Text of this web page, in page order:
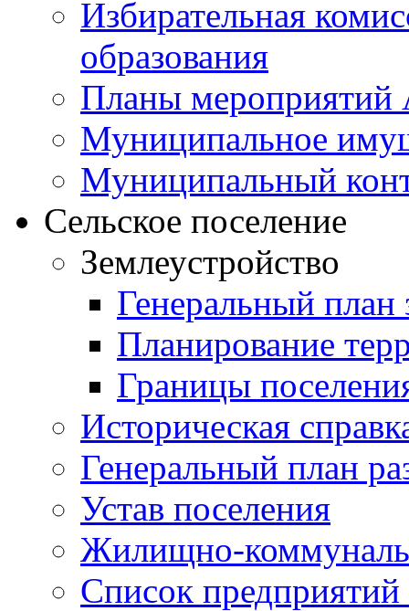
Избирательная
образования
Планы мероприятий
Муниципальное
Муниципальный
Сельское поселение
Землеустройство
Генеральный план
Планирование
Границы
Историческая
Генеральный план
Устав поселения
Жилищно-
Список предприятий